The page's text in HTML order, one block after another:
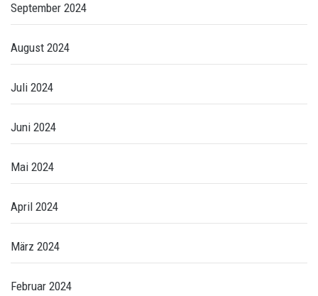
September 2024
August 2024
Juli 2024
Juni 2024
Mai 2024
April 2024
März 2024
Februar 2024